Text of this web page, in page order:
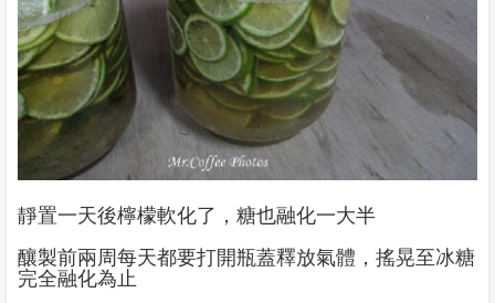
靜置一天後檸檬軟化了，糖也融化一大半
釀製前兩周每天都要打開瓶蓋釋放氣體，搖晃至冰糖
完全融化為止